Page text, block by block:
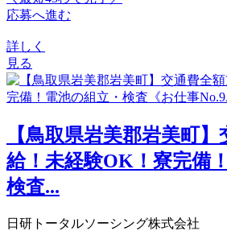
応募へ進む
詳しく
見る
【鳥取県岩美郡岩美町
給！未経験OK！寮完備
検査...
日研トータルソーシング株式会社